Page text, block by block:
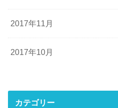
2017年11月
2017年10月
カテゴリー